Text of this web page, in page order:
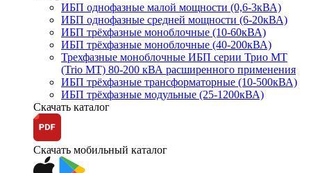
ИБП однофазные малой мощности (0,6-3кВА)
ИБП однофазные средней мощности (6-20кВА)
ИБП трёхфазные моноблочные (10-60кВА)
ИБП трёхфазные моноблочные (40-200кВА)
Трехфазные моноблочные ИБП серии Трио МТ
(Trio MT) 80-200 кВА расширенного применения
ИБП трёхфазные трансформаторные (10-500кВА)
ИБП трёхфазные модульные (25-1200кВА)
Скачать каталог
Скачать мобильный каталог